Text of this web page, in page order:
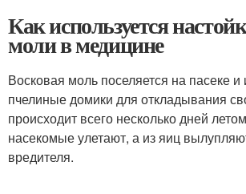
Как используется
моли в медицине
Восковая моль поселяется на пасеке и
пчелиные домики для откладывания
происходит всего несколько дней
насекомые улетают, а из яиц
вредителя.